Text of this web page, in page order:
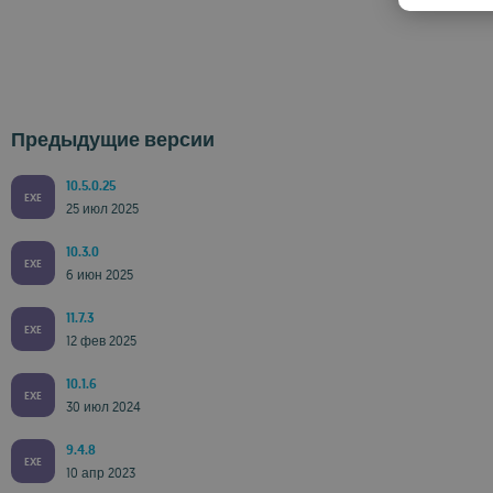
Предыдущие версии
EXE
10.5.0.25
25 июл 2025
EXE
10.3.0
6 июн 2025
EXE
11.7.3
12 фев 2025
EXE
10.1.6
30 июл 2024
EXE
9.4.8
10 апр 2023